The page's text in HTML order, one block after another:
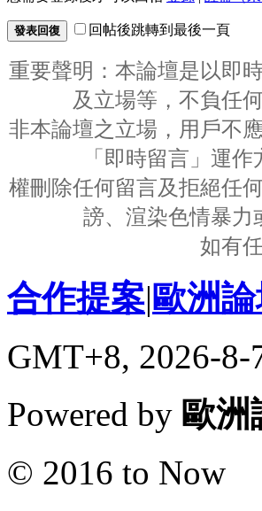
發表回復 回帖後跳轉到最後一頁
重要聲明：本論壇是以即
及立場等，不負任
非本論壇之立場，用戶不
「即時留言」運
權刪除任何留言及拒絕任
謗、渲染色情暴力
如有
合作提案|歐洲
GMT+8, 2026-8-
Powered by 歐洲
© 2016 to Now